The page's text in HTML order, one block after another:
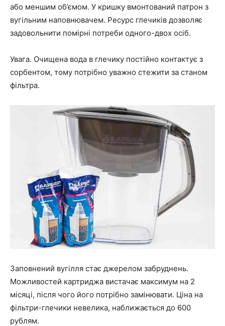
або меншим об’ємом. У кришку вмонтований патрон з
вугільним наповнювачем. Ресурс глечиків дозволяє
задовольнити помірні потреби одного-двох осіб.
Увага. Очищена вода в глечику постійно контактує з
сорбентом, тому потрібно уважно стежити за станом
фільтра.
Заповнений вугілля стає джерелом забруднень.
Можливостей картриджа вистачає максимум на 2
місяці, після чого його потрібно замінювати. Ціна на
фільтри-глечики невелика, наближається до 600
рублям.